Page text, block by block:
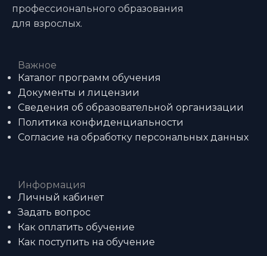
профессионального образования
для взрослых.
Важное
Каталог программ обучения
Документы и лицензии
Сведения об образовательной организации
Политика конфиденциальности
Согласие на обработку персональных данных
Информация
Личный кабинет
Задать вопрос
Как оплатить обучение
Как поступить на обучение